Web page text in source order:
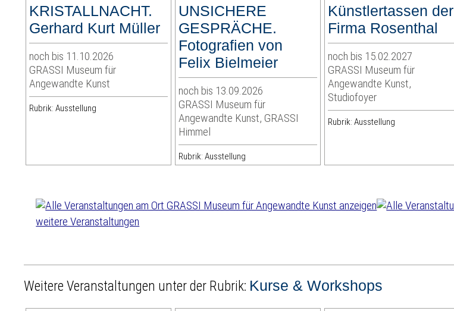
KRISTALLNACHT.
Gerhard Kurt Müller
noch bis 11.10.2026
GRASSI Museum für
Angewandte Kunst
Rubrik: Ausstellung
UNSICHERE
GESPRÄCHE.
Fotografien von
Felix Bielmeier
noch bis 13.09.2026
GRASSI Museum für
Angewandte Kunst, GRASSI
Himmel
Rubrik: Ausstellung
Künstlertassen der
Firma Rosenthal
noch bis 15.02.2027
GRASSI Museum für
Angewandte Kunst,
Studiofoyer
Rubrik: Ausstellung
weitere Veranstaltungen
Weitere Veranstaltungen unter der Rubrik: Kurse & Workshops